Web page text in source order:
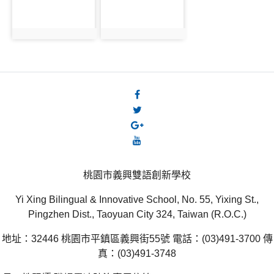
桃園市義興雙語創新學校
Yi Xing Bilingual & Innovative School, No. 55, Yixing St.,
Pingzhen Dist., Taoyuan City 324, Taiwan (R.O.C.)
地址：32446 桃園市平鎮區義興街55號 電話：(03)491-3700 傳
真：(03)491-3748